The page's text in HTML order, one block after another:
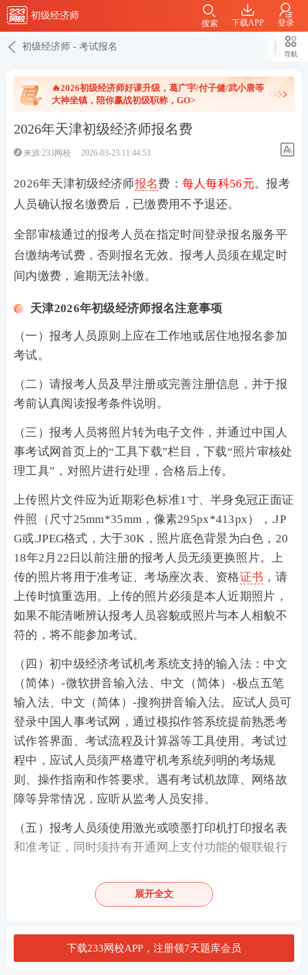
初级经济师
下载APP 登录
搜索
初级经济师 - 考试报名
导航
🔥2026初级经济师好课升级，葛广宇/付子健/武小唐等
大神坐镇，陪你赢战初级职称，GO>
2026年天津初级经济师报名费
来源:233网校 2026-03-23 11:44:53
2026年天津初级经济师报名费： 每人每科56元。报考
人员确认报名缴费后，已缴费用不予退还。
全部审核通过的报考人员在指定时间登录报名服务平
台缴纳考试费，否则报名无效。报考人员须在规定时
间内缴费，逾期无法补缴。
天津2026年初级经济师报名注意事项
（一）报考人员原则上应在工作地或居住地报名参加
考试。
（二）请报考人员及早注册或完善注册信息，并于报
考前认真阅读报考条件说明。
（三）报考人员将照片转为电子文件，并通过中国人
事考试网首页上的“工具下载”栏目，下载“照片审核处
理工具”，对照片进行处理，合格后上传。
上传照片文件应为近期彩色标准1寸、半身免冠正面证
件照（尺寸25mm*35mm，像素295px*413px），.JP
G或.JPEG格式，大于30K，照片底色背景为白色，20
18年2月22日以前注册的报考人员无须更换照片。上
传的照片将用于准考证、考场座次表、资格证书 ，请
上传时慎重选用。上传的照片必须是本人近期照片，
如果不能清晰辨认报考人员容貌或照片与本人相貌不
符的，将不能参加考试。
（四）初中级经济考试机考系统支持的输入法：中文
（简体）-微软拼音输入法、中文（简体）-极点五笔
输入法、中文（简体）-搜狗拼音输入法。应试人员可
登录中国人事考试网，通过模拟作答系统提前熟悉考
试作答界面、考试流程及计算器等工具使用。考试过
程中，应试人员须严格遵守机考系统列明的考场规
则、操作指南和作答要求。遇有考试机故障、网络故
障等异常情况，应听从监考人员安排。
（五）报考人员须使用激光或喷墨打印机打印报名表
和准考证，同时须持有开通网上支付功能的银联银行
（六）为保证报名缴费顺利进行，建议报考人员使用3
卡及个人信息安全，请尽量不要到网吧等公共场所进
行网上报名和缴费。
展开全文
下载233网校APP，注册领7天题库会员